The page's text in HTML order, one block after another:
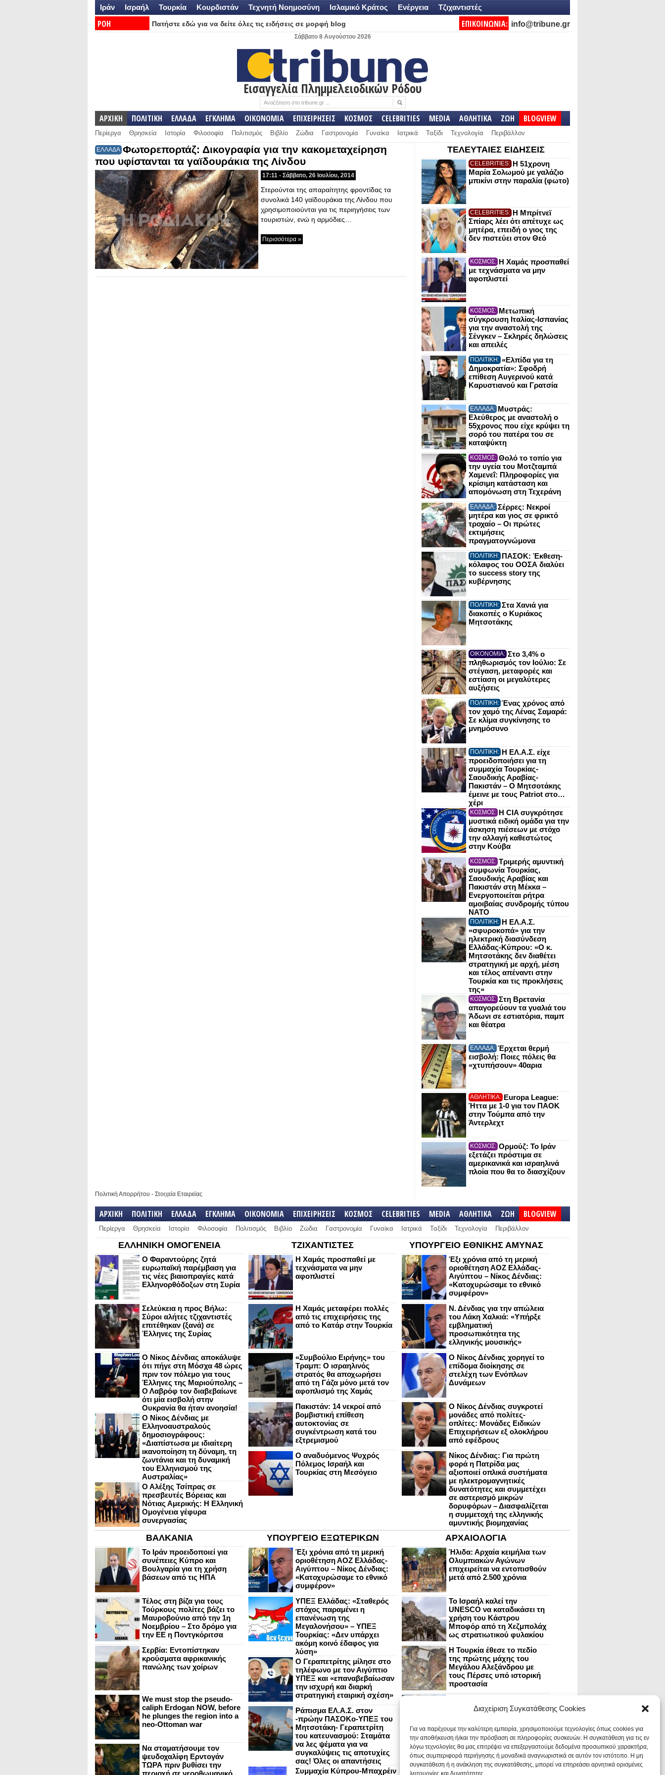
Διαχείριση Συγκατάθεσης Cookies
Για να παρέχουμε την καλύτερη εμπειρία, χρησιμοποιούμε τεχνολογίες όπως cookies για
την αποθήκευση ή/και την πρόσβαση σε πληροφορίες συσκευών. Η συγκατάθεση για τις εν
λόγω τεχνολογίες θα μας επιτρέψει να επεξεργαστούμε δεδομένα προσωπικού χαρακτήρα,
όπως συμπεριφορά περιήγησης ή μοναδικά αναγνωριστικά σε αυτόν τον ιστότοπο. Η μη
συγκατάθεση ή η ανάκληση της συγκατάθεσης, μπορεί να επηρεάσει αρνητικά ορισμένες
λειτουργίες και δυνατότητες.
Ιράν Ισραήλ Τουρκία Κουρδιστάν Τεχνητή Νοημοσύνη Ισλαμικό Κράτος Ενέργεια Τζιχαντιστές
ΡΟΗ
Πατήστε εδώ για να δείτε όλες τις ειδήσεις σε μορφή blog ΕΠΙΚΟΙΝΩΝΙΑ: info@tribune.gr
Σάββατο 8 Αυγούστου 2026
Εισαγγελία Πλημμελειοδικών Ρόδου
ΑΡΧΙΚΗ ΠΟΛΙΤΙΚΗ ΕΛΛΑΔΑ ΕΓΚΛΗΜΑ ΟΙΚΟΝΟΜΙΑ ΕΠΙΧΕΙΡΗΣΕΙΣ ΚΟΣΜΟΣ CELEBRITIES MEDIA ΑΘΛΗΤΙΚΑ ΖΩΗ BLOGVIEW
Περίεργα Θρησκεία Ιστορία Φιλοσοφία Πολιτισμός Βιβλίο Ζώδια Γαστρονομία Γυναίκα Ιατρικά Ταξίδι Τεχνολογία Περιβάλλον
ΕΛΛΑΔΑ Φωτορεπορτάζ: Δικογραφία για την κακομεταχείρηση
που υφίστανται τα γαϊδουράκια της Λίνδου
17:11 - Σάββατο, 26 Ιουλίου, 2014
Στερούνται της απαραίτητης φροντίδας τα
συνολικά 140 γαϊδουράκια της Λίνδου που
χρησιμοποιούνται για τις περιηγήσεις των
τουριστών, ενώ η αρμόδιες…
Περισσότερα »
ΤΕΛΕΥΤΑΙΕΣ ΕΙΔΗΣΕΙΣ
CELEBRITIES: Η 51χρονη
Μαρία Σολωμού με γαλάζιο
μπικίνι στην παραλία (φωτο)
CELEBRITIES: Η Μπρίτνεϊ
Σπίαρς λέει ότι απέτυχε ως
μητέρα, επειδή ο γιος της
δεν πιστεύει στον Θεό
ΚΟΣΜΟΣ: Η Χαμάς προσπαθεί
με τεχνάσματα να μην
αφοπλιστεί
ΚΟΣΜΟΣ: Μετωπική
σύγκρουση Ιταλίας-Ισπανίας
για την αναστολή της
Σένγκεν – Σκληρές δηλώσεις
και απειλές
ΠΟΛΙΤΙΚΗ: «Ελπίδα για τη
Δημοκρατία»: Σφοδρή
επίθεση Αυγερινού κατά
Καρυστιανού και Γρατσία
ΕΛΛΑΔΑ: Μυστράς:
Ελεύθερος με αναστολή ο
55χρονος που είχε κρύψει τη
σορό του πατέρα του σε
καταψύκτη
ΚΟΣΜΟΣ: Θολό το τοπίο για
την υγεία του Μοτζταμπά
Χαμενεΐ: Πληροφορίες για
κρίσιμη κατάσταση και
απομόνωση στη Τεχεράνη
ΕΛΛΑΔΑ: Σέρρες: Νεκροί
μητέρα και γιος σε φρικτό
τροχαίο – Οι πρώτες
εκτιμήσεις
πραγματογνώμονα
ΠΟΛΙΤΙΚΗ: ΠΑΣΟΚ: Έκθεση-
κόλαφος του ΟΟΣΑ διαλύει
το success story της
κυβέρνησης
ΠΟΛΙΤΙΚΗ: Στα Χανιά για
διακοπές ο Κυριάκος
Μητσοτάκης
ΟΙΚΟΝΟΜΙΑ: Στο 3,4% ο
πληθωρισμός τον Ιούλιο: Σε
στέγαση, μεταφορές και
εστίαση οι μεγαλύτερες
αυξήσεις
ΠΟΛΙΤΙΚΗ: Ένας χρόνος από
τον χαμό της Λένας Σαμαρά:
Σε κλίμα συγκίνησης το
μνημόσυνο
ΠΟΛΙΤΙΚΗ: Η ΕΛ.Α.Σ. είχε
προειδοποιήσει για τη
συμμαχία Τουρκίας-
Σαουδικής Αραβίας-
Πακιστάν – Ο Μητσοτάκης
έμεινε με τους Patriot στο…
χέρι
ΚΟΣΜΟΣ: Η CIA συγκρότησε
μυστικά ειδική ομάδα για την
άσκηση πιέσεων με στόχο
την αλλαγή καθεστώτος
στην Κούβα
ΚΟΣΜΟΣ: Τριμερής αμυντική
συμφωνία Τουρκίας,
Σαουδικής Αραβίας και
Πακιστάν στη Μέκκα –
Ενεργοποιείται ρήτρα
αμοιβαίας συνδρομής τύπου
NATO
ΠΟΛΙΤΙΚΗ: Η ΕΛ.Α.Σ.
«σφυροκοπά» για την
ηλεκτρική διασύνδεση
Ελλάδας-Κύπρου: «Ο κ.
Μητσοτάκης δεν διαθέτει
στρατηγική με αρχή, μέση
και τέλος απέναντι στην
Τουρκία και τις προκλήσεις
της»
ΚΟΣΜΟΣ: Στη Βρετανία
απαγορεύουν τα γυαλιά του
Άδωνι σε εστιατόρια, παμπ
και θέατρα
ΕΛΛΑΔΑ: Έρχεται θερμή
εισβολή: Ποιες πόλεις θα
«χτυπήσουν» 40αρια
ΑΘΛΗΤΙΚΑ: Europa League:
Ήττα με 1-0 για τον ΠΑΟΚ
στην Τούμπα από την
Άντερλεχτ
ΚΟΣΜΟΣ: Ορμούζ: Το Ιράν
εξετάζει πρόστιμα σε
αμερικανικά και ισραηλινά
πλοία που θα το διασχίζουν
Πολιτική Απορρήτου - Στοιχεία Εταιρείας
ΑΡΧΙΚΗ ΠΟΛΙΤΙΚΗ ΕΛΛΑΔΑ ΕΓΚΛΗΜΑ ΟΙΚΟΝΟΜΙΑ ΕΠΙΧΕΙΡΗΣΕΙΣ ΚΟΣΜΟΣ CELEBRITIES MEDIA ΑΘΛΗΤΙΚΑ ΖΩΗ BLOGVIEW
Περίεργα Θρησκεία Ιστορία Φιλοσοφία Πολιτισμός Βιβλίο Ζώδια Γαστρονομία Γυναίκα Ιατρικά Ταξίδι Τεχνολογία Περιβάλλον
ΕΛΛΗΝΙΚΗ ΟΜΟΓΕΝΕΙΑ
Ο Φαραντούρης ζητά
ευρωπαϊκή παρέμβαση για
τις νέες βιαιοπραγίες κατά
Ελληνορθόδοξων στη Συρία
Σελεύκεια η προς Βήλω:
Σύροι αλήτες τζιχαντιστές
επιτέθηκαν (ξανά) σε
Έλληνες της Συρίας
Ο Νίκος Δένδιας αποκάλυψε
ότι πήγε στη Μόσχα 48 ώρες
πριν τον πόλεμο για τους
Έλληνες της Μαριούπολης –
Ο Λαβρόφ τον διαβεβαίωνε
ότι μία εισβολή στην
Ουκρανία θα ήταν ανοησία!
Ο Νίκος Δένδιας με
Ελληνοαυστραλούς
δημοσιογράφους:
«Διαπίστωσα με ιδιαίτερη
ικανοποίηση τη δύναμη, τη
ζωντάνια και τη δυναμική
του Ελληνισμού της
Αυστραλίας»
Ο Αλέξης Τσίπρας σε
πρεσβευτές Βόρειας και
Νότιας Αμερικής: Η Ελληνική
Ομογένεια γέφυρα
συνεργασίας
ΤΖΙΧΑΝΤΙΣΤΕΣ
Η Χαμάς προσπαθεί με
τεχνάσματα να μην
αφοπλιστεί
Η Χαμάς μεταφέρει πολλές
από τις επιχειρήσεις της
από το Κατάρ στην Τουρκία
«Συμβούλιο Ειρήνης» του
Τραμπ: Ο ισραηλινός
στρατός θα αποχωρήσει
από τη Γάζα μόνο μετά τον
αφοπλισμό της Χαμάς
Πακιστάν: 14 νεκροί από
βομβιστική επίθεση
αυτοκτονίας σε
συγκέντρωση κατά του
εξτρεμισμού
Ο αναδυόμενος Ψυχρός
Πόλεμος Ισραήλ και
Τουρκίας στη Μεσόγειο
ΥΠΟΥΡΓΕΙΟ ΕΘΝΙΚΗΣ ΑΜΥΝΑΣ
Έξι χρόνια από τη μερική
οριοθέτηση ΑΟΖ Ελλάδας-
Αιγύπτου – Νίκος Δένδιας:
«Κατοχυρώσαμε το εθνικό
συμφέρον»
Ν. Δένδιας για την απώλεια
του Λάκη Χαλκιά: «Υπήρξε
εμβληματική
προσωπικότητα της
ελληνικής μουσικής»
Ο Νίκος Δένδιας χορηγεί το
επίδομα διοίκησης σε
στελέχη των Ενόπλων
Δυνάμεων
Ο Νίκος Δένδιας συγκροτεί
μονάδες από πολίτες-
οπλίτες: Μονάδες Ειδικών
Επιχειρήσεων εξ ολοκλήρου
από εφέδρους
Νίκος Δένδιας: Για πρώτη
φορά η Πατρίδα μας
αξιοποιεί οπλικά συστήματα
με ηλεκτρομαγνητικές
δυνατότητες και συμμετέχει
σε αστερισμό μικρών
δορυφόρων – Διασφαλίζεται
η συμμετοχή της ελληνικής
αμυντικής βιομηχανίας
ΒΑΛΚΑΝΙΑ
Το Ιράν προειδοποιεί για
συνέπειες Κύπρο και
Βουλγαρία για τη χρήση
βάσεων από τις ΗΠΑ
Τέλος στη βίζα για τους
Τούρκους πολίτες βάζει το
Μαυροβούνιο από την 1η
Νοεμβρίου – Στο δρόμο για
την ΕΕ η Ποντγκόριτσα
Σερβία: Εντοπίστηκαν
κρούσματα αφρικανικής
πανώλης των χοίρων
We must stop the pseudo-
caliph Erdogan NOW, before
he plunges the region into a
neo-Ottoman war
Να σταματήσουμε τον
ψευδοχαλίφη Ερντογάν
ΤΩΡΑ πριν βυθίσει την
περιοχή σε νεοοθωμανικό
ΥΠΟΥΡΓΕΙΟ ΕΞΩΤΕΡΙΚΩΝ
Έξι χρόνια από τη μερική
οριοθέτηση ΑΟΖ Ελλάδας-
Αιγύπτου – Νίκος Δένδιας:
«Κατοχυρώσαμε το εθνικό
συμφέρον»
ΥΠΕΞ Ελλάδας: «Σταθερός
στόχος παραμένει η
επανένωση της
Μεγαλονήσου» – ΥΠΕΞ
Τουρκίας: «Δεν υπάρχει
ακόμη κοινό έδαφος για
λύση»
Ο Γεραπετρίτης μίλησε στο
τηλέφωνο με τον Αιγύπτιο
ΥΠΕΞ και «επαναβεβαίωσαν
την ισχυρή και διαρκή
στρατηγική εταιρική σχέση»
Ράπισμα ΕΛ.Α.Σ. στον
-πρώην ΠΑΣΟΚο-ΥΠΕΞ του
Μητσοτάκη- Γεραπετρίτη
του κατευνασμού: Σταμάτα
να λες ψέματα για να
συγκαλύψεις τις αποτυχίες
σας! Όλες οι απαντήσεις
Συμμαχία Κύπρου-Μπαχρέιν
ΑΡΧΑΙΟΛΟΓΙΑ
Ήλιδα: Αρχαία κειμήλια των
Ολυμπιακών Αγώνων
επιχειρείται να εντοπισθούν
μετά από 2.500 χρόνια
Το Ισραήλ καλεί την
UNESCO να καταδικάσει τη
χρήση του Κάστρου
Μποφόρ από τη Χεζμπολάχ
ως στρατιωτικού φυλακίου
Η Τουρκία έθεσε το πεδίο
της πρώτης μάχης του
Μεγάλου Αλεξάνδρου με
τους Πέρσες υπό ιστορική
προστασία
ανακτόρου στην
στο Παλάτι των Δεσποτών
Οι Νεάντερταλ έκαναν
οδοντιατρικές επεμβάσεις σε
χαλασμένα δόντια, σύμφωνα
με ευρήματα